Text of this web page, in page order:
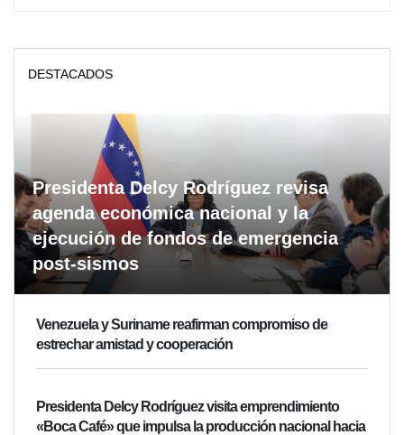
DESTACADOS
Presidenta Delcy Rodríguez revisa
agenda económica nacional y la
ejecución de fondos de emergencia
post-sismos
Venezuela y Suriname reafirman compromiso de
estrechar amistad y cooperación
Presidenta Delcy Rodríguez visita emprendimiento
«Boca Café» que impulsa la producción nacional hacia